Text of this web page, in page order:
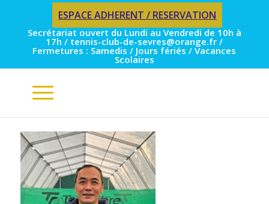
ESPACE ADHERENT / RESERVATION
Secrétariat ouvert du Lundi au Vendredi de 10h à
17h / tennis-club-de-sevres@orange.fr /
Fermetures : Samedis / Jours fériés / Vacances
Scolaires